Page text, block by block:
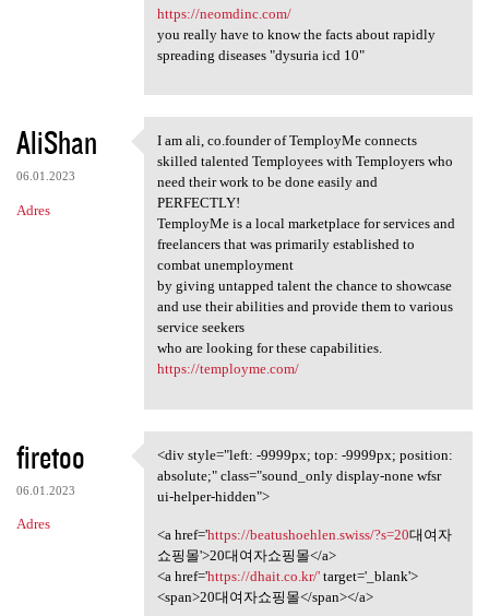
https://neomdinc.com/
you really have to know the facts about rapidly
spreading diseases "dysuria icd 10"
AliShan
06.01.2023
Adres
I am ali, co.founder of
I am ali, co.founder of TemployMe connects
skilled talented Temployees with Temployers who
need their work to be done easily and
PERFECTLY!
TemployMe is a local marketplace for services and
freelancers that was primarily established to
combat unemployment
by giving untapped talent the chance to showcase
and use their abilities and provide them to various
service seekers
who are looking for these capabilities.
https://temployme.com/
firetoo
06.01.2023
Adres
<div style="left: -9999px;
<div style="left: -9999px; top: -9999px; position:
absolute;" class="sound_only display-none wfsr
ui-helper-hidden">
<a href='https://beatushoehlen.swiss/?s=20대여자
쇼핑몰'>20대여자쇼핑몰</a>
<a href='https://dhait.co.kr/'target='_blank'>
<span>20대여자쇼핑몰</span></a>